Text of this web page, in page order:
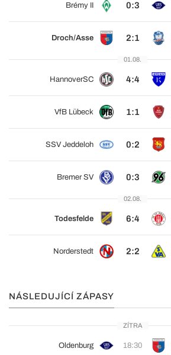
Brémy II 0:3
Droch/Asse 2:1
01.08.
HannoverSC 4:4
VfB Lübeck 1:1
SSV Jeddeloh 0:2
Bremer SV 0:3
02.08.
Todesfelde 6:4
Norderstedt 2:2
NÁSLEDUJÍCÍ ZÁPASY
ZÍTRA
Oldenburg 18:30